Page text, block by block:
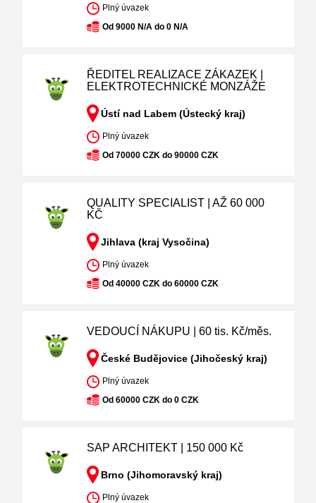
Plný úvazek
Od 9000 N/A do 0 N/A
ŘEDITEL REALIZACE ZÁKAZEK |
ELEKTROTECHNICKÉ MONZÁŽE
Ústí nad Labem (Ústecký kraj)
Plný úvazek
Od 70000 CZK do 90000 CZK
QUALITY SPECIALIST | AŽ 60 000
KČ
Jihlava (kraj Vysočina)
Plný úvazek
Od 40000 CZK do 60000 CZK
VEDOUCÍ NÁKUPU | 60 tis. Kč/měs.
České Budějovice (Jihočeský kraj)
Plný úvazek
Od 60000 CZK do 0 CZK
SAP ARCHITEKT | 150 000 Kč
Brno (Jihomoravský kraj)
Plný úvazek